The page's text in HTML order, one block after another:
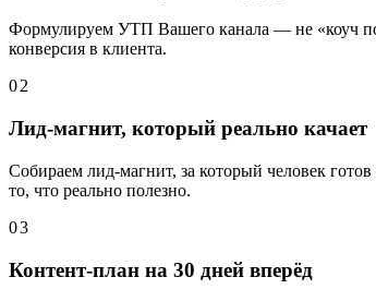
Формулируем УТП Вашего канала — не «коуч
конверсия в клиента.
02
Лид-магнит, который реально качает
Собираем лид-магнит, за который человек
то, что реально полезно.
03
Контент-план на 30 дней вперёд